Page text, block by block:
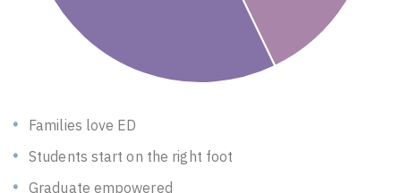
Families love ED
Students start on the right foot